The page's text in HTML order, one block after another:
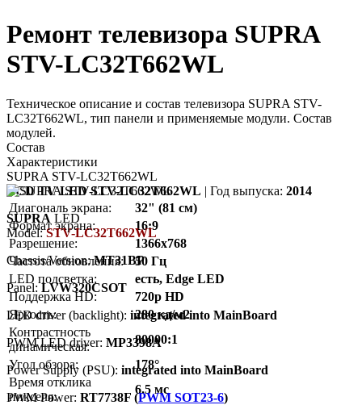
Ремонт телевизора SUPRA
STV-LC32T662WL
Техническое описание и состав телевизора SUPRA STV-
LC32T662WL, тип панели и применяемые модули. Состав
модулей.
Состав
Характеристики
SUPRA STV-LC32T662WL
LCD TV LED STV-LC32T662WL | Год выпуска: 2014
Диагональ экрана:
32" (81 см)
Формат экрана:
16:9
Разрешение:
1366x768
Частота обновления:
50 Гц
LED подсветка:
есть, Edge LED
Поддержка HD:
720p HD
Яркость:
280 кд/м2
Контрастность
динамическая:
80000:1
Угол обзора:
178°
Время отклика
пикселя:
6.5 мс
SUPRA LED
Model:STV-LC32T662WL
Chassis/Version:MT31BP
Panel:LVW320CSOT
LED driver (backlight): integrated into MainBoard
PWM LED driver: MP3398A
Power Supply (PSU): integrated into MainBoard
PWM Power: RT7738F (PWM SOT23-6)